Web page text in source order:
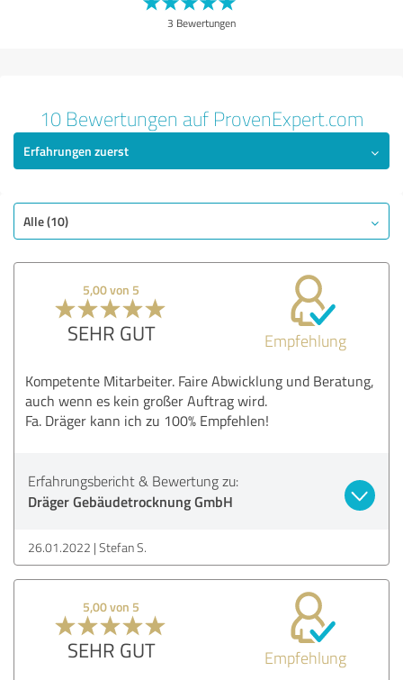
3 Bewertungen
10 Bewertungen auf ProvenExpert.com
Erfahrungen zuerst
Alle (10)
5,00 von 5
SEHR GUT Empfehlung
Kompetente Mitarbeiter. Faire Abwicklung und Beratung,
auch wenn es kein großer Auftrag wird.
Fa. Dräger kann ich zu 100% Empfehlen!
Erfahrungsbericht & Bewertung zu:
Dräger Gebäudetrocknung GmbH
26.01.2022 Stefan S.
5,00 von 5
SEHR GUT Empfehlung